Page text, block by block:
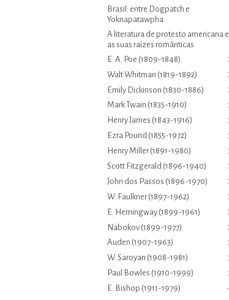
Brasil: entre Dogpatch e
Yoknapatawpha
A literatura de protesto americana e
as suas raízes românticas
E. A. Poe (1809-1848)
Walt Whitman (1819-1892)
Emily Dickinson (1830-1886)
Mark Twain (1835-1910)
Henry James (1843-1916)
Ezra Pound (1855-1972)
Henry Miller (1891-1980)
Scott Fitzgerald (1896-1940)
John dos Passos (1896-1970)
W. Faulkner (1897-1962)
E. Hemingway (1899-1961)
Nabokov (1899-1977)
Auden (1907-1963)
W. Saroyan (1908-1981)
Paul Bowles (1910-1999)
E. Bishop (1911-1979)